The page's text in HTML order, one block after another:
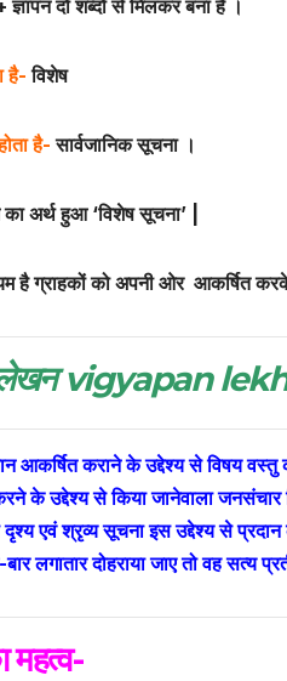
ज्ञापन दो शब्दों से मिलकर बना है ।
है- विशेष
है-सार्वजानिक सूचना ।
का अर्थ हुआ ‘विशेष सूचना’ |
है ग्राहकों को अपनी ओर आकर्षित
लेखन vigyapan
आकर्षित कराने के उद्देश्य से विषय
के उद्देश्य से किया जानेवाला
दृश्य एवं श्रृव्य सूचना इस उद्देश्य से
लगातार दोहराया जाए तो वह सत्य
महत्व-